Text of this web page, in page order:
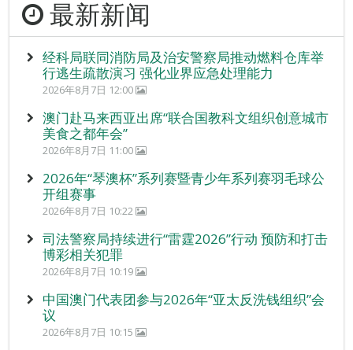
最新新闻
经科局联同消防局及治安警察局推动燃料仓库举
行逃生疏散演习 强化业界应急处理能力
2026年8月7日 12:00
澳门赴马来西亚出席“联合国教科文组织创意城市
美食之都年会”
2026年8月7日 11:00
2026年“琴澳杯”系列赛暨青少年系列赛羽毛球公
开组赛事
2026年8月7日 10:22
司法警察局持续进行“雷霆2026”行动 预防和打击
博彩相关犯罪
2026年8月7日 10:19
中国澳门代表团参与2026年“亚太反洗钱组织”会
议
2026年8月7日 10:15